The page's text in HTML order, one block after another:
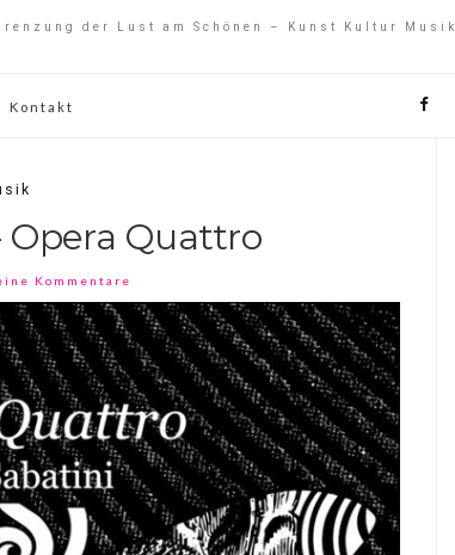
der Lust am Schönen – Kunst Kultur Musik
Kontakt
Opera Quattro
Kommentare